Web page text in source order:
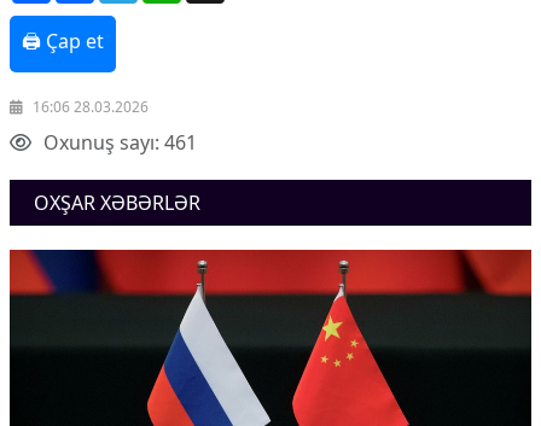
🖨 Çap et
16:06 28.03.2026
Oxunuş sayı: 461
OXŞAR XƏBƏRLƏR